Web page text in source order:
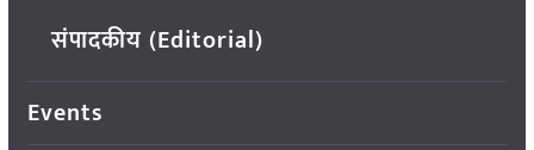
संपादकीय (Editorial)
Events